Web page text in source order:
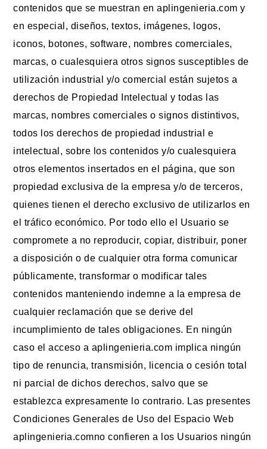
contenidos que se muestran en aplingenieria.com y
en especial, diseños, textos, imágenes, logos,
iconos, botones, software, nombres comerciales,
marcas, o cualesquiera otros signos susceptibles de
utilización industrial y/o comercial están sujetos a
derechos de Propiedad Intelectual y todas las
marcas, nombres comerciales o signos distintivos,
todos los derechos de propiedad industrial e
intelectual, sobre los contenidos y/o cualesquiera
otros elementos insertados en el página, que son
propiedad exclusiva de la empresa y/o de terceros,
quienes tienen el derecho exclusivo de utilizarlos en
el tráfico económico. Por todo ello el Usuario se
compromete a no reproducir, copiar, distribuir, poner
a disposición o de cualquier otra forma comunicar
públicamente, transformar o modificar tales
contenidos manteniendo indemne a la empresa de
cualquier reclamación que se derive del
incumplimiento de tales obligaciones. En ningún
caso el acceso a aplingenieria.com implica ningún
tipo de renuncia, transmisión, licencia o cesión total
ni parcial de dichos derechos, salvo que se
establezca expresamente lo contrario. Las presentes
Condiciones Generales de Uso del Espacio Web
aplingenieria.comno confieren a los Usuarios ningún